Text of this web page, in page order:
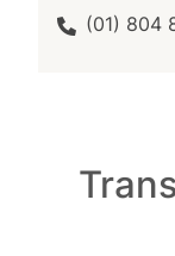
(01) 804